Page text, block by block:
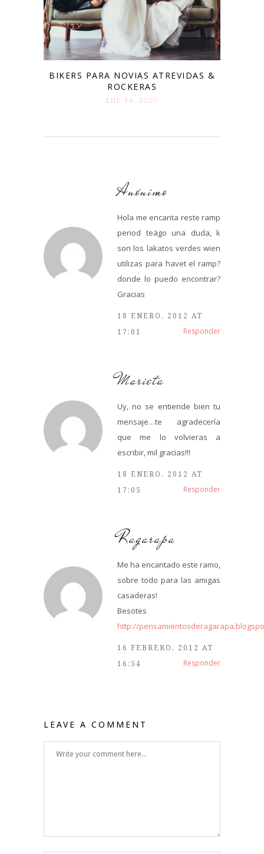
BIKERS PARA NOVIAS ATREVIDAS &
ROCKERAS
ENE 14. 2020
Anónimo
Hola me encanta reste ramp
period teägo una duda, k
son los lakatos verdes wien
utilizas para havet el ramp?
donde lo puedo encontrar?
Gracias
18 ENERO, 2012 AT
17:01
Responder
Marieta
Uy, no se entiende bien tu
mensaje…te agradecería
que me lo volvieras a
escribir, mil gracias!!!
18 ENERO, 2012 AT
17:05
Responder
Ragarapa
Me ha encantado este ramo,
sobre todo para las amigas
casaderas!
Besotes
http://
16 FEBRERO, 2012 AT
16:54
Responder
LEAVE A COMMENT